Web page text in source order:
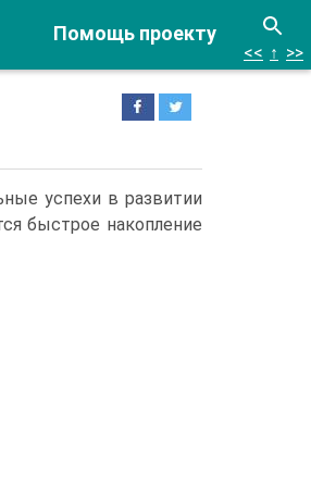
Помощь проекту
<< ↑ >>
успехи в развитии
быстрое накопление